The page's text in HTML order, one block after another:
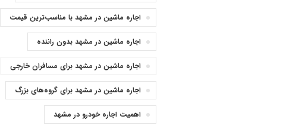
اجاره ماشین در مشهد با مناسب‌ترین قیمت
اجاره ماشین در مشهد بدون راننده
اجاره ماشین در مشهد برای مسافران خارجی
اجاره ماشین در مشهد برای گروه‌های بزرگ
اهمیت اجاره خودرو در مشهد